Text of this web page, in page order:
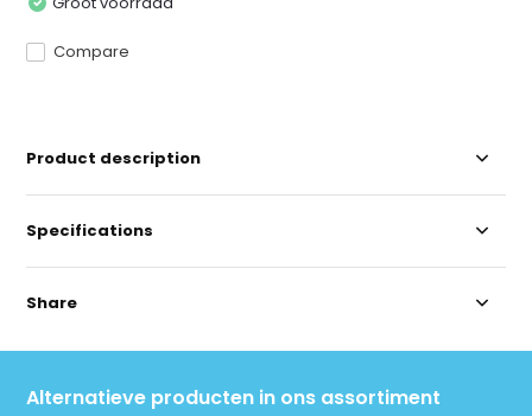
Compare
Product description
Specifications
Share
Alternatieve producten in ons assortiment